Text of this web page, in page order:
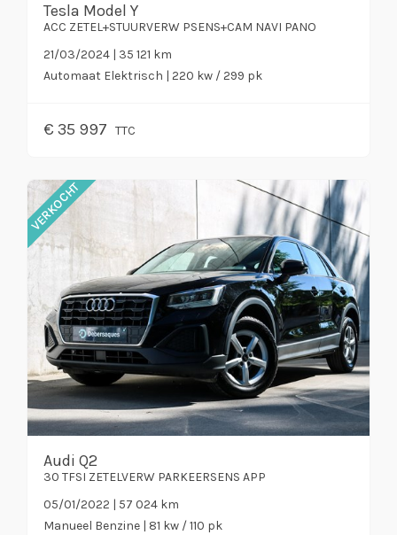
Tesla Model Y
ACC ZETEL+STUURVERW PSENS+CAM NAVI PANO
21/03/2024 | 35 121 km
Automaat Elektrisch | 220 kw / 299 pk
€ 35 997 TTC
VERKOCHT
Audi Q2
30 TFSI ZETELVERW PARKEERSENS APP
05/01/2022 | 57 024 km
Manueel Benzine | 81 kw / 110 pk